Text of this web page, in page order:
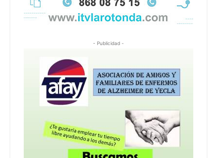
- Publicidad -